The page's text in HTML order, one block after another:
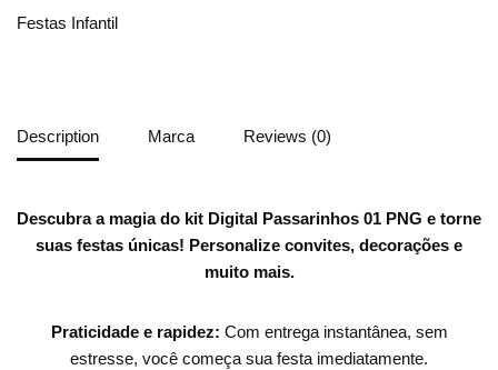
Festas Infantil
Description Marca Reviews (0)
Descubra a magia do kit Digital Passarinhos 01 PNG e torne
suas festas únicas! Personalize convites, decorações e
muito mais.
Praticidade e rapidez: Com entrega instantânea, sem
estresse, você começa sua festa imediatamente.